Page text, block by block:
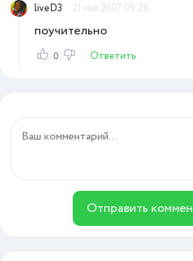
liveD3
21 мая 2007 09:26
поучительно
0 Ответить
Отправить